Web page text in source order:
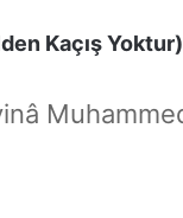
Kaçış Yoktur)